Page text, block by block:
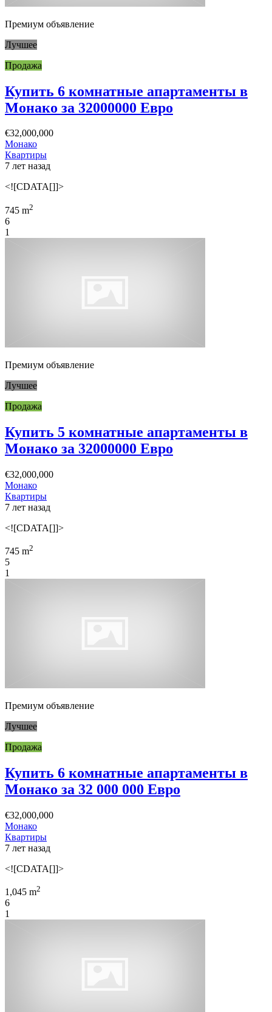
Премиум объявление
Лучшее
Продажа
Купить 6 комнатные апартаменты в
Монако за 32000000 Евро
€32,000,000
Монако
Квартиры
7 лет назад
<![CDATA[]]>
745 m2
6
1
Премиум объявление
Лучшее
Продажа
Купить 5 комнатные апартаменты в
Монако за 32000000 Евро
€32,000,000
Монако
Квартиры
7 лет назад
<![CDATA[]]>
745 m2
5
1
Премиум объявление
Лучшее
Продажа
Купить 6 комнатные апартаменты в
Монако за 32 000 000 Евро
€32,000,000
Монако
Квартиры
7 лет назад
<![CDATA[]]>
1,045 m2
6
1